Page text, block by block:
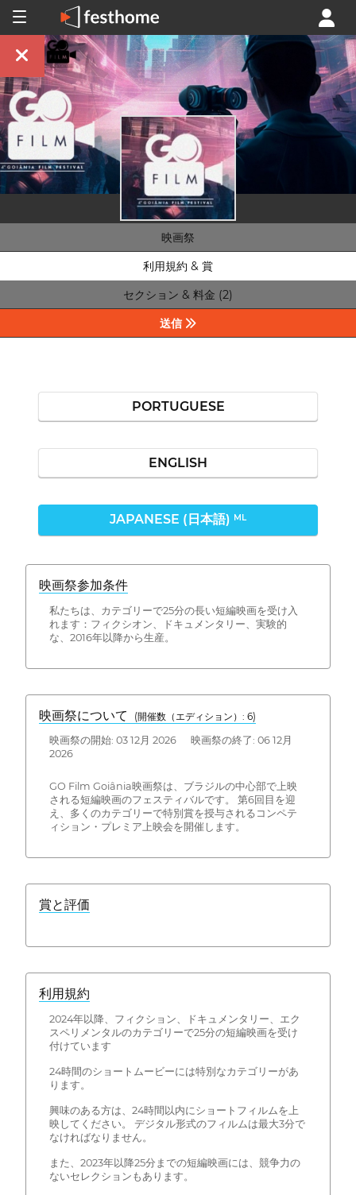
映画祭
利用規約 & 賞
セクション & 料金 (2)
送信
PORTUGUESE
ENGLISH
JAPANESE (日本語) ML
映画祭参加条件
私たちは、カテゴリーで25分の長い短編映画を受け入
れます：フィクシオン、ドキュメンタリー、実験的
な、2016年以降から生産。
映画祭について (開催数（エディション）: 6)
映画祭の開始: 03 12月 2026 映画祭の終了: 06 12月
2026
GO Film Goiânia映画祭は、ブラジルの中心部で上映
される短編映画のフェスティバルです。 第6回目を迎
え、多くのカテゴリーで特別賞を授与されるコンペテ
ィション・プレミア上映会を開催します。
賞と評価
利用規約
2024年以降、フィクション、ドキュメンタリー、エク
スペリメンタルのカテゴリーで25分の短編映画を受け
付けています
24時間のショートムービーには特別なカテゴリーがあ
ります。
興味のある方は、24時間以内にショートフィルムを上
映してください。 デジタル形式のフィルムは最大3分で
なければなりません。
また、2023年以降25分までの短編映画には、競争力の
ないセレクションもあります。